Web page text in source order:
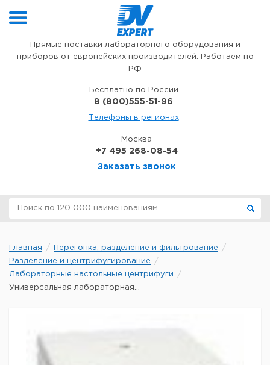
Прямые поставки лабораторного оборудования и
приборов от европейских производителей. Работаем по
РФ
Бесплатно по России
8 (800)555-51-96
Телефоны в регионах
Москва
+7 495 268-08-54
Заказать звонок
Главная
Перегонка, разделение и фильтрование
Разделение и центрифугирование
Лабораторные настольные центрифуги
Универсальная лабораторная...